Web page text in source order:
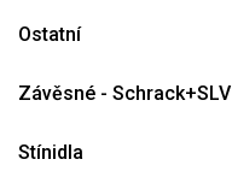
Ostatní
Závěsné - Schrack+SLV
Stínidla